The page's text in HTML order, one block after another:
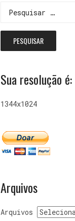
Sua resolução é:
1344x1024
Arquivos
Arquivos